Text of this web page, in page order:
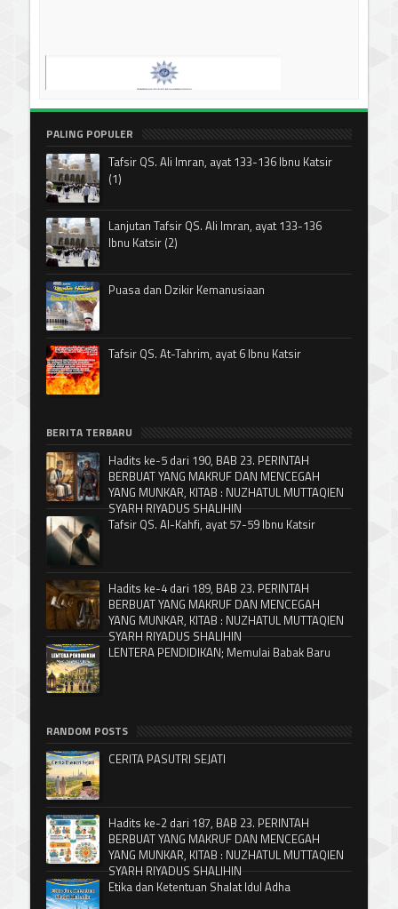
PALING POPULER
Tafsir QS. Ali Imran, ayat 133-136 Ibnu Katsir
(1)
Lanjutan Tafsir QS. Ali Imran, ayat 133-136
Ibnu Katsir (2)
Puasa dan Dzikir Kemanusiaan
Tafsir QS. At-Tahrim, ayat 6 Ibnu Katsir
BERITA TERBARU
Hadits ke-5 dari 190, BAB 23. PERINTAH
BERBUAT YANG MAKRUF DAN MENCEGAH
YANG MUNKAR, KITAB : NUZHATUL MUTTAQIEN
SYARH RIYADUS SHALIHIN
Tafsir QS. Al-Kahfi, ayat 57-59 Ibnu Katsir
Hadits ke-4 dari 189, BAB 23. PERINTAH
BERBUAT YANG MAKRUF DAN MENCEGAH
YANG MUNKAR, KITAB : NUZHATUL MUTTAQIEN
SYARH RIYADUS SHALIHIN
LENTERA PENDIDIKAN; Memulai Babak Baru
RANDOM POSTS
CERITA PASUTRI SEJATI
Hadits ke-2 dari 187, BAB 23. PERINTAH
BERBUAT YANG MAKRUF DAN MENCEGAH
YANG MUNKAR, KITAB : NUZHATUL MUTTAQIEN
SYARH RIYADUS SHALIHIN
Etika dan Ketentuan Shalat Idul Adha